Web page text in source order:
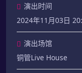
演出时间
2024年11月03日
演出场馆
铜管Live House